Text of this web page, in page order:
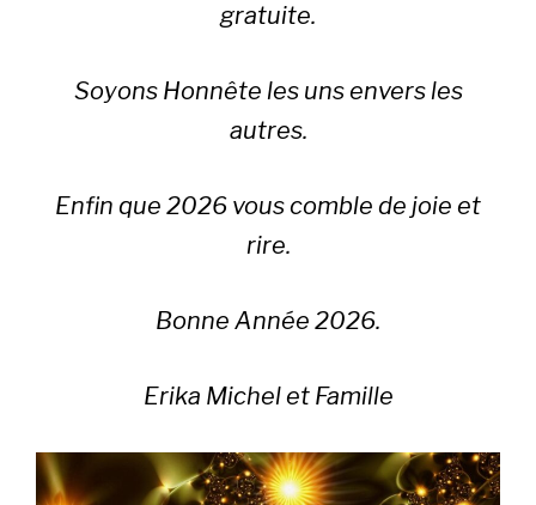
gratuite.
Soyons Honnête les uns envers les
autres.
Enfin que 2026 vous comble de joie et
rire.
Bonne Année 2026.
Erika Michel et Famille